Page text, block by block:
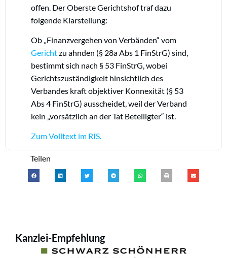
offen. Der Oberste Gerichtshof traf dazu
folgende Klarstellung:
Ob „Finanzvergehen von Verbänden“ vom
Gerichtzu ahnden (§ 28a Abs 1 FinStrG) sind,
bestimmt sich nach § 53 FinStrG, wobei
Gerichtszuständigkeit hinsichtlich des
Verbandes kraft objektiver Konnexität (§ 53
Abs 4 FinStrG) ausscheidet, weil der Verband
kein „vorsätzlich an der Tat Beteiligter“ ist.
Zum Volltext im RIS.
Teilen
Kanzlei-Empfehlung